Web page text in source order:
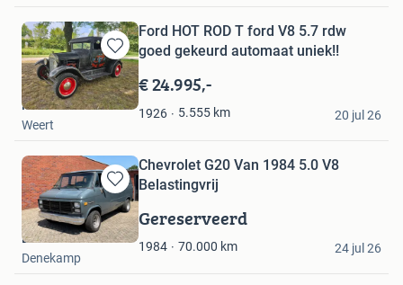
Bewaren
in
Mijn
Favorieten
Ford HOT ROD T ford V8 5.7 rdw
goed gekeurd automaat uniek!!
€ 24.995,-
1926 5.555 km
Mb-usa-cars
Weert
20 jul 26
Bewaren
in
Mijn
Favorieten
Chevrolet G20 Van 1984 5.0 V8
Belastingvrij
Gereserveerd
1984 70.000 km
EVB Cars
Denekamp
24 jul 26